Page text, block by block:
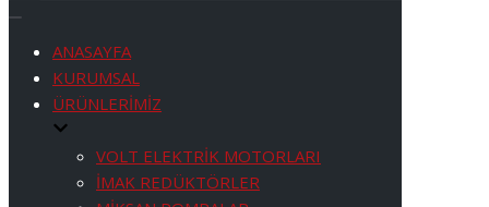
ANASAYFA
KURUMSAL
ÜRÜNLERİMİZ
VOLT ELEKTRİK MOTORLARI
İMAK REDÜKTÖRLER